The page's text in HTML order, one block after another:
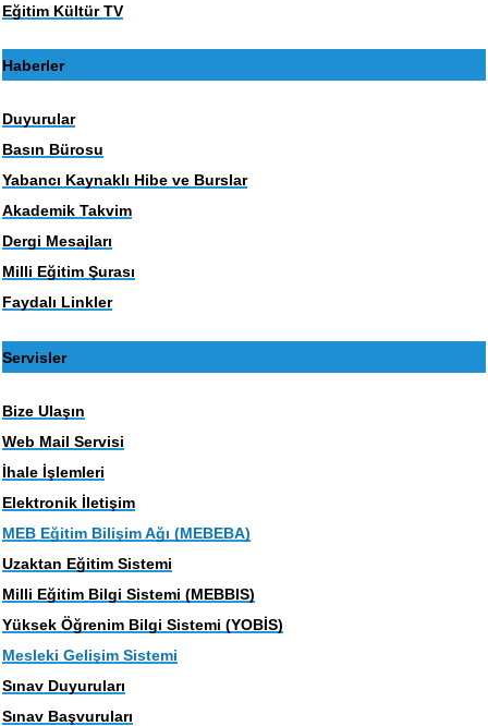
Eğitim Kültür TV
Haberler
Duyurular
Basın Bürosu
Yabancı Kaynaklı Hibe ve Burslar
Akademik Takvim
Dergi Mesajları
Milli Eğitim Şurası
Faydalı Linkler
Servisler
Bize Ulaşın
Web Mail Servisi
İhale İşlemleri
Elektronik İletişim
MEB Eğitim Bilişim Ağı (MEBEBA)
Uzaktan Eğitim Sistemi
Milli Eğitim Bilgi Sistemi (MEBBIS)
Yüksek Öğrenim Bilgi Sistemi (YOBİS)
Mesleki Gelişim Sistemi
Sınav Duyuruları
Sınav Başvuruları